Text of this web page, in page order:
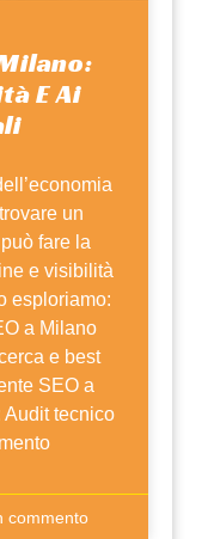
E Ai
un
fare la
e visibilità
esploriamo:
a Milano
e best
SEO a
Audit tecnico
commento